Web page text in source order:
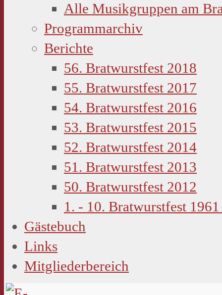
Alle Musikgruppen am
Programmarchiv
Berichte
56. Bratwurstfest 2018
55. Bratwurstfest 2017
54. Bratwurstfest 2016
53. Bratwurstfest 2015
52. Bratwurstfest 2014
51. Bratwurstfest 2013
50. Bratwurstfest 2012
1. - 10. Bratwurstfest
Gästebuch
Links
Mitgliederbereich